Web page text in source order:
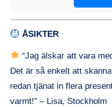
ÅSIKTER
“Jag älskar att vara
Det är så enkelt att
redan tjänat in flera
varmt!” – Lisa, Stockholm